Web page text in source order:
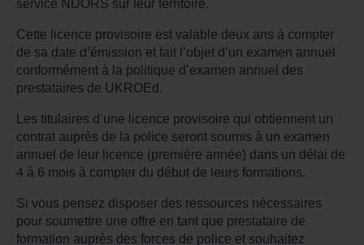
service NDORS sur leur territoire.
Cette licence provisoire est valable deux ans à compter
de sa date d’émission et fait l’objet d’un examen annuel
conformément à la politique d’examen annuel des
prestataires de UKROEd.
Les titulaires d’une licence provisoire qui obtiennent un
contrat auprès de la police seront soumis à un examen
annuel de leur licence (première année) dans un délai de
4 à 6 mois à compter du début de leurs formations.
Si vous pensez disposer des ressources nécessaires
pour soumettre une offre en tant que prestataire de
formation auprès des forces de police et souhaitez